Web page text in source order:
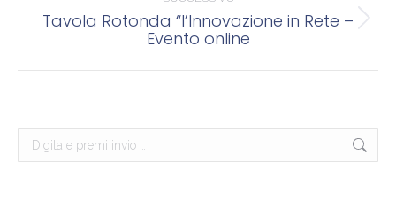
Prossimo
Tavola Rotonda “l’Innovazione in Rete –
Evento online
Cerca: